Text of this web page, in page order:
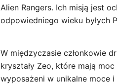
Alien Rangers. Ich misją jest
odpowiedniego wieku byłych
W międzyczasie członkowie
kryształy Zeo, które mają
wyposażeni w unikalne moce